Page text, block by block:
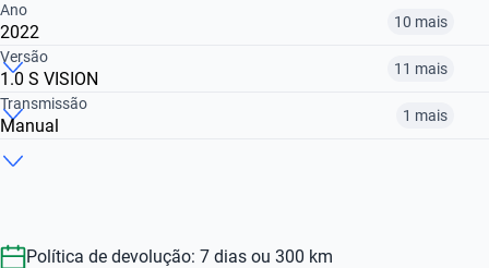
Ano
2022 10 mais
2014
R$ 45.999
Versão
1.0 S VISION 11 mais
1.0 S COMFORT
Transmissão
Manual 1 mais
Política de devolução: 7 dias ou 300 km